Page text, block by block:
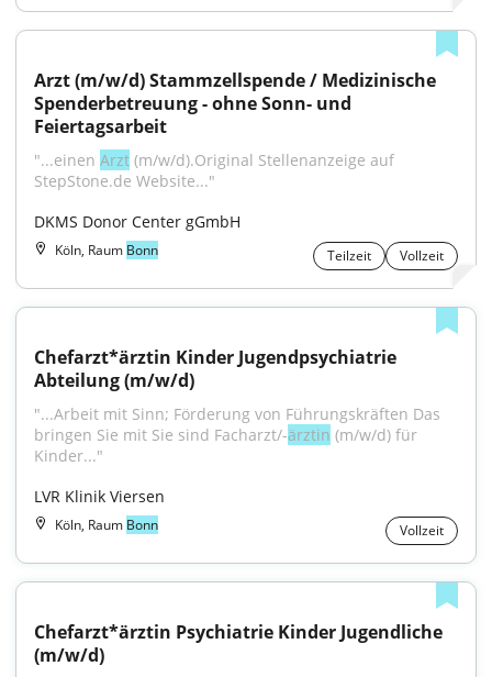
Arzt (m/w/d) Stammzellspende / Medizinische
Spenderbetreuung - ohne Sonn- und
Feiertagsarbeit
"...einen Arzt (m/w/d).Original Stellenanzeige auf
StepStone.de Website..."
DKMS Donor Center gGmbH
Köln, Raum Bonn Teilzeit Vollzeit
Chefarzt*ärztin Kinder Jugendpsychiatrie
Abteilung (m/w/d)
"...Arbeit mit Sinn; Förderung von Führungskräften Das
bringen Sie mit Sie sind Facharzt/-ärztin (m/w/d) für
Kinder..."
LVR Klinik Viersen
Köln, Raum Bonn Vollzeit
Chefarzt*ärztin Psychiatrie Kinder Jugendliche
(m/w/d)